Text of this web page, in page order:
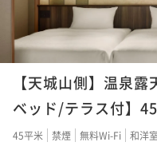
ポイントアップ
1泊2食付（夕・朝食）
二食付き 現地決済可 事前
【天城山側】温泉
ベッド/テラス付】
45平米 禁煙 無料Wi-Fi 和洋